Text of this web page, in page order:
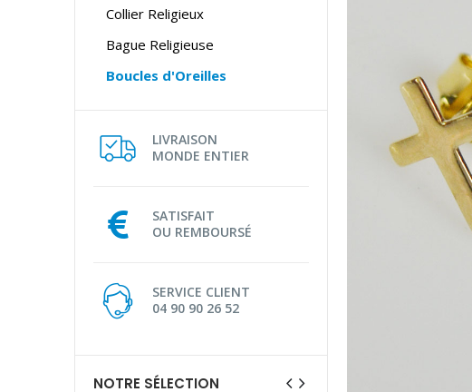
Collier Religieux
Bague Religieuse
Boucles d'Oreilles
LIVRAISON
MONDE ENTIER
SATISFAIT
OU REMBOURSÉ
SERVICE CLIENT
04 90 90 26 52
NOTRE SÉLECTION